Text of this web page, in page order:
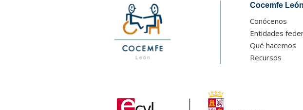
Cocemfe León
Conócenos
Entidades
Qué hacemos
Recursos